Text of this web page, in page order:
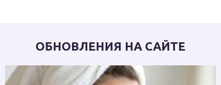
ОБНОВЛЕНИЯ НА САЙТЕ